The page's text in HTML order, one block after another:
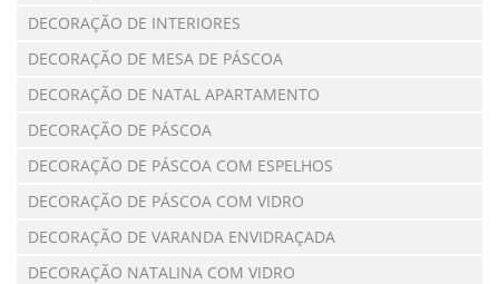
DECORAÇÃO DE INTERIORES
DECORAÇÃO DE MESA DE PÁSCOA
DECORAÇÃO DE NATAL APARTAMENTO
DECORAÇÃO DE PÁSCOA
DECORAÇÃO DE PÁSCOA COM ESPELHOS
DECORAÇÃO DE PÁSCOA COM VIDRO
DECORAÇÃO DE VARANDA ENVIDRAÇADA
DECORAÇÃO NATALINA COM VIDRO